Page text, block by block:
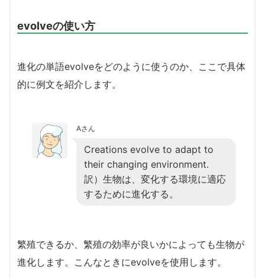
evolveの使い方
進化の単語evolveをどのように使うのか、ここで具体
的に例文を紹介します。
Aさん
Creations evolve to adapt to
their changing environment.
訳）生物は、変化する環境に適応
するために進化する。
繁殖できるか、繁殖の効率が良いかによっても生物が
進化します。こんなときにevolveを使用します。